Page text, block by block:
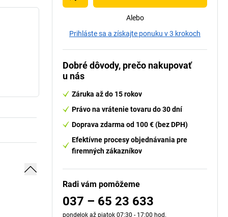
Alebo
Prihláste sa a získajte ponuku v 3 krokoch
Dobré dôvody, prečo nakupovať
u nás
Záruka až do 15 rokov
Právo na vrátenie tovaru do 30 dní
Doprava zdarma od 100 € (bez DPH)
Efektívne procesy objednávania pre
firemných zákazníkov
Radi vám pomôžeme
037 – 65 23 633
pondelok až piatok 07:30 - 17:00 hod.